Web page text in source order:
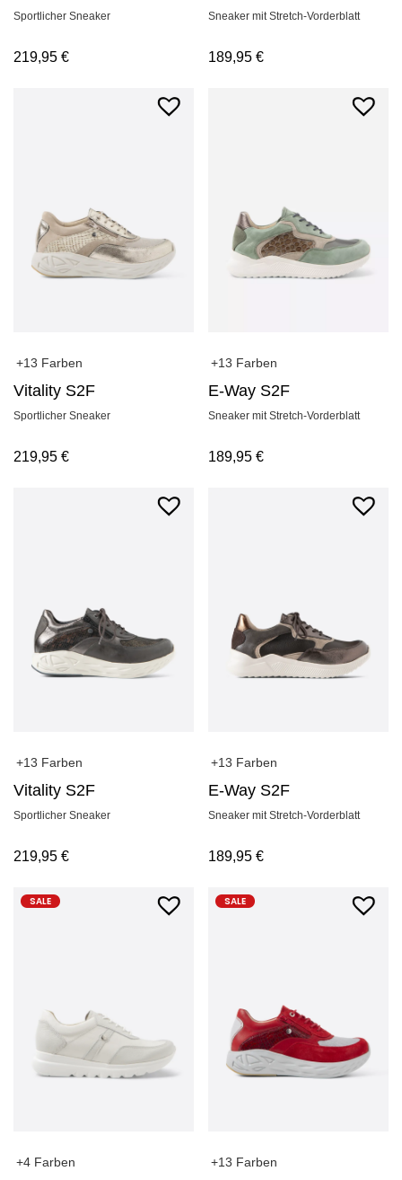
Sportlicher Sneaker
219,95 €
Sneaker mit Stretch-Vorderblatt
189,95€
+13 Farben
Vitality S2F
Sportlicher Sneaker
219,95 €
+13 Farben
E-Way S2F
Sneaker mit Stretch-Vorderblatt
189,95€
+13 Farben
Vitality S2F
Sportlicher Sneaker
219,95 €
+13 Farben
E-Way S2F
Sneaker mit Stretch-Vorderblatt
189,95€
SALE
+4 Farben
SALE
+13 Farben